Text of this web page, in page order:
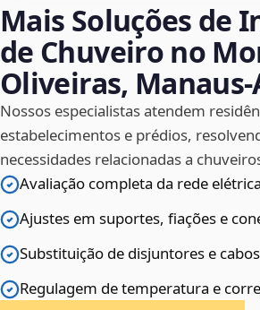
Mais Soluções de
de Chuveiro no
Oliveiras,
Nossos especialistas atendem
estabelecimentos e prédios,
necessidades relacionadas a
Avaliação completa da rede
Ajustes em suportes, fiações e
Substituição de disjuntores e
Regulagem de temperatura e